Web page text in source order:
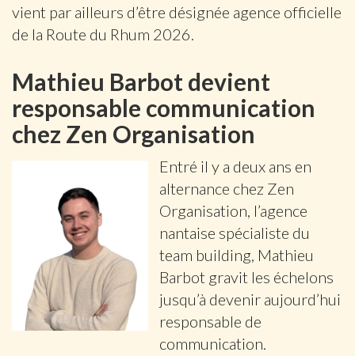
vient par ailleurs d’être désignée agence officielle
de la Route du Rhum 2026.
Mathieu Barbot devient
responsable communication
chez Zen Organisation
Entré il y a deux ans en
alternance chez Zen
Organisation, l’agence
nantaise spécialiste du
team building, Mathieu
Barbot gravit les échelons
jusqu’à devenir aujourd’hui
responsable de
communication.